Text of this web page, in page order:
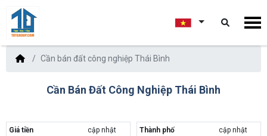
Cần bán đất công nghiệp Thái Bình
Cần Bán Đất Công Nghiệp Thái Bình
Giá tiền
cập nhật
Thành phố
cập nhật